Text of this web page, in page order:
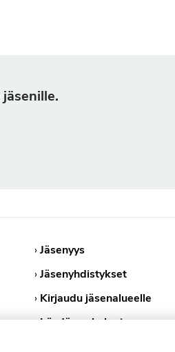
›Jäsenyys
›Jäsenyhdistykset
› Kirjaudu jäsenalueelle
›Löydä psykologi